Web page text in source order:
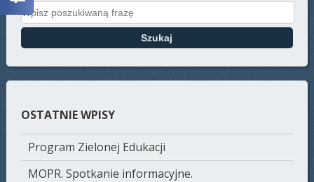
Search for:
OSTATNIE WPISY
Program Zielonej Edukacji
MOPR. Spotkanie informacyjne.